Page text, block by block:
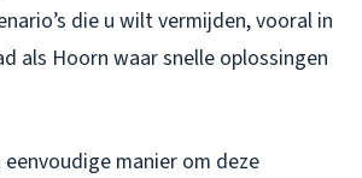
die u wilt vermijden, vooral in
als Hoorn waar snelle oplossingen
eenvoudige manier om deze